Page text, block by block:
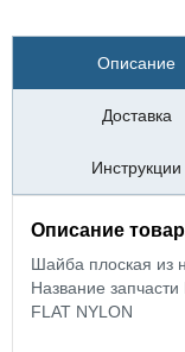
Описание
Доставка
Инструкции
Описание
Шайба плоская из
Название
FLAT NYLON